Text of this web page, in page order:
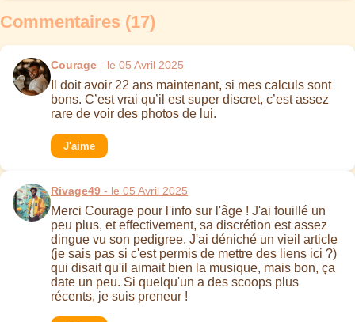
Commentaires (17)
Courage - le 05 Avril 2025
Il doit avoir 22 ans maintenant, si mes calculs sont
bons. C’est vrai qu’il est super discret, c’est assez
rare de voir des photos de lui.
J'aime
Rivage49 - le 05 Avril 2025
Merci Courage pour l'info sur l'âge ! J'ai fouillé un
peu plus, et effectivement, sa discrétion est assez
dingue vu son pedigree. J'ai déniché un vieil article
(je sais pas si c'est permis de mettre des liens ici ?)
qui disait qu'il aimait bien la musique, mais bon, ça
date un peu. Si quelqu'un a des scoops plus
récents, je suis preneur !